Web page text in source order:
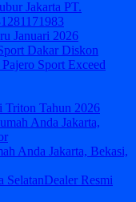
Januari 2026
Triton Tahun 2026
Anda Jakarta, Bekasi,
Dealer Resmi